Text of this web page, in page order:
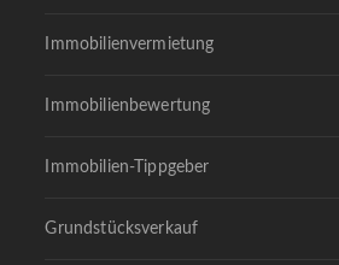
Immobilienvermietung
Immobilienbewertung
Immobilien-Tippgeber
Grundstücksverkauf